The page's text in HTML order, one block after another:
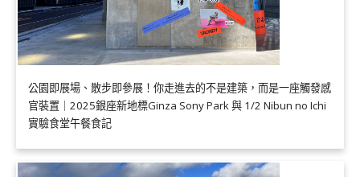
公園即展場、散步即參展！你走進去的不是建築，而是一座觸發感
官裝置｜2025銀座新地標Ginza Sony Park 與 1/2 Nibun no Ichi
實驗食堂午餐食記